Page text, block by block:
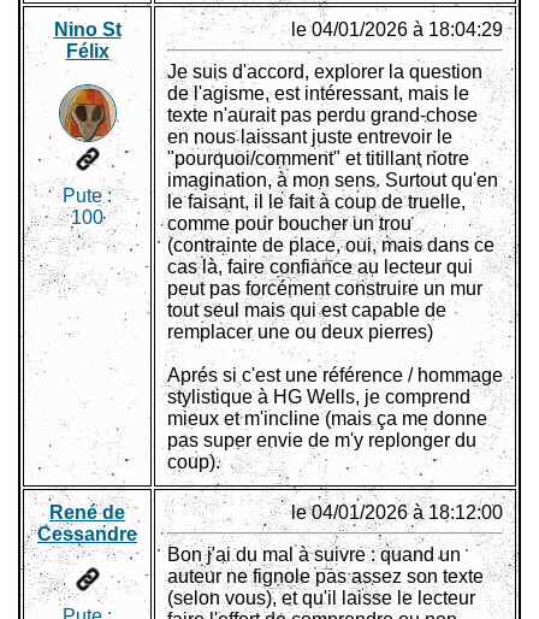
Nino St
Félix
Pute :
100
le 04/01/2026 à 18:04:29
Je suis d'accord, explorer la question
de l'agisme, est intéressant, mais le
texte n'aurait pas perdu grand-chose
en nous laissant juste entrevoir le
"pourquoi/comment" et titillant notre
imagination, à mon sens. Surtout qu'en
le faisant, il le fait à coup de truelle,
comme pour boucher un trou
(contrainte de place, oui, mais dans ce
cas là, faire confiance au lecteur qui
peut pas forcément construire un mur
tout seul mais qui est capable de
remplacer une ou deux pierres)
Aprés si c'est une référence / hommage
stylistique à HG Wells, je comprend
mieux et m'incline (mais ça me donne
pas super envie de m'y replonger du
coup).
René de
Cessandre
le 04/01/2026 à 18:12:00
Bon j'ai du mal à suivre : quand un
auteur ne fignole pas assez son texte
(selon vous), et qu'il laisse le lecteur